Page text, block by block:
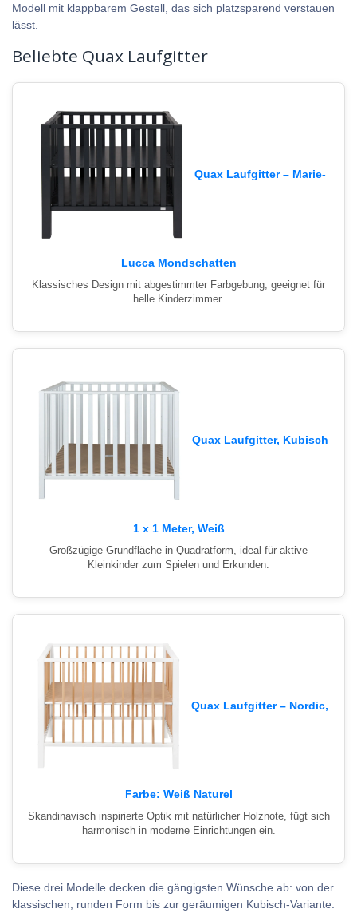
Modell mit klappbarem Gestell, das sich platzsparend verstauen
lässt.
Beliebte Quax Laufgitter
Quax Laufgitter – Marie-
Lucca Mondschatten
Klassisches Design mit abgestimmter Farbgebung, geeignet für
helle Kinderzimmer.
Quax Laufgitter, Kubisch
1 x 1 Meter, Weiß
Großzügige Grundfläche in Quadratform, ideal für aktive
Kleinkinder zum Spielen und Erkunden.
Quax Laufgitter – Nordic,
Farbe: Weiß Naturel
Skandinavisch inspirierte Optik mit natürlicher Holznote, fügt sich
harmonisch in moderne Einrichtungen ein.
Diese drei Modelle decken die gängigsten Wünsche ab: von der
klassischen, runden Form bis zur geräumigen Kubisch-Variante.